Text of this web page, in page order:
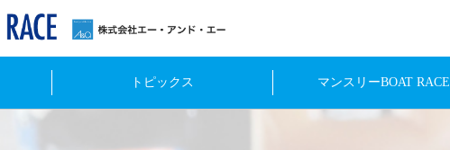
トピックス マンスリーBOAT RACE